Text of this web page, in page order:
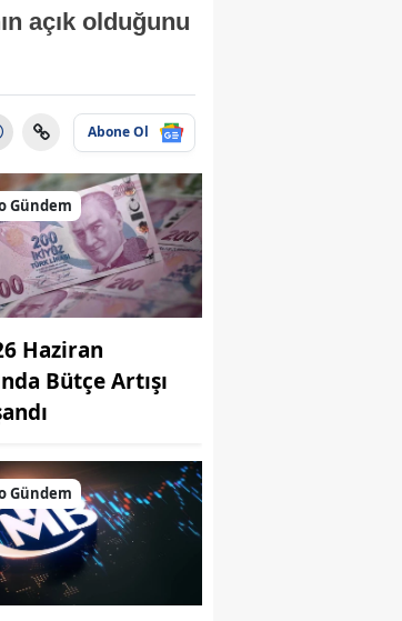
açık olduğunu
Abone Ol
Gündem
Haziran
Bütçe Artışı
Gündem